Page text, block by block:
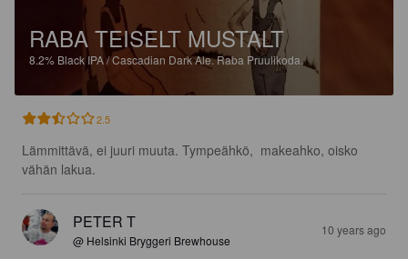
RABA TEISELT MUSTALT
8.2% Black IPA / Cascadian Dark Ale.Raba Pruulikoda.
2.5
Lämmittävä, ei juuri muuta. Tympeähkö,  makeahko, oisko
vähän lakua.
PETER T
@ Helsinki Bryggeri Brewhouse
10 years ago